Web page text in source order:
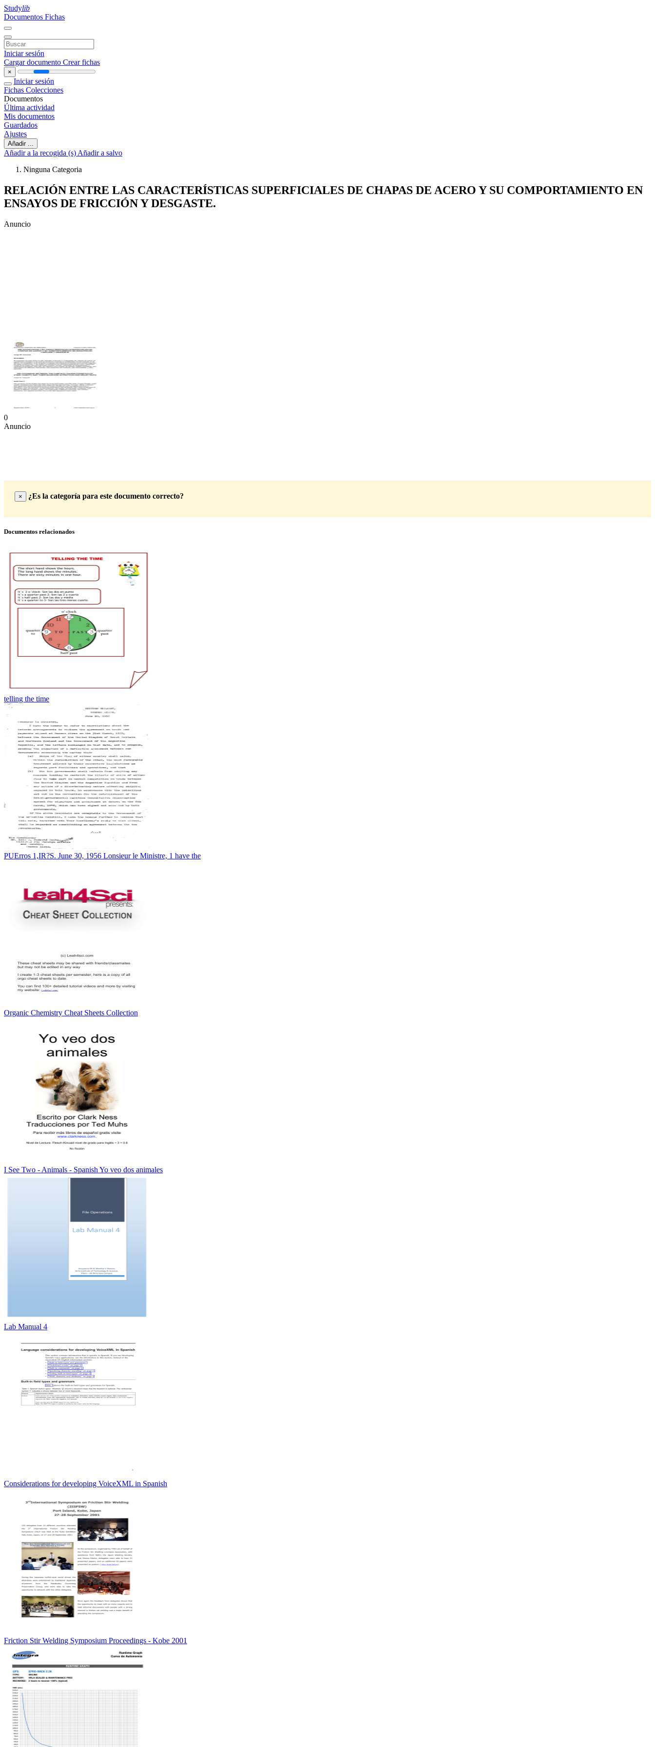
Studylib
Documentos Fichas
Iniciar sesión
Cargar documento Crear fichas
×
Iniciar sesión
Fichas Colecciones
Documentos
Última actividad
Mis documentos
Guardados
Ajustes
Añadir ...
Añadir a la recogida (s) Añadir a salvo
Ninguna Categoria
RELACIÓN ENTRE LAS CARACTERÍSTICAS SUPERFICIALES DE CHAPAS DE ACERO Y SU COMPORTAMIENTO EN
ENSAYOS DE FRICCIÓN Y DESGASTE.
Anuncio
0
Anuncio
× ¿Es la categoría para este documento correcto?
Documentos relacionados
telling the time
PUErros 1,IR?S. June 30, 1956 Lonsieur le Ministre, 1 have the
Organic Chemistry Cheat Sheets Collection
I See Two - Animals - Spanish Yo veo dos animales
Lab Manual 4
Considerations for developing VoiceXML in Spanish
Friction Stir Welding Symposium Proceedings - Kobe 2001